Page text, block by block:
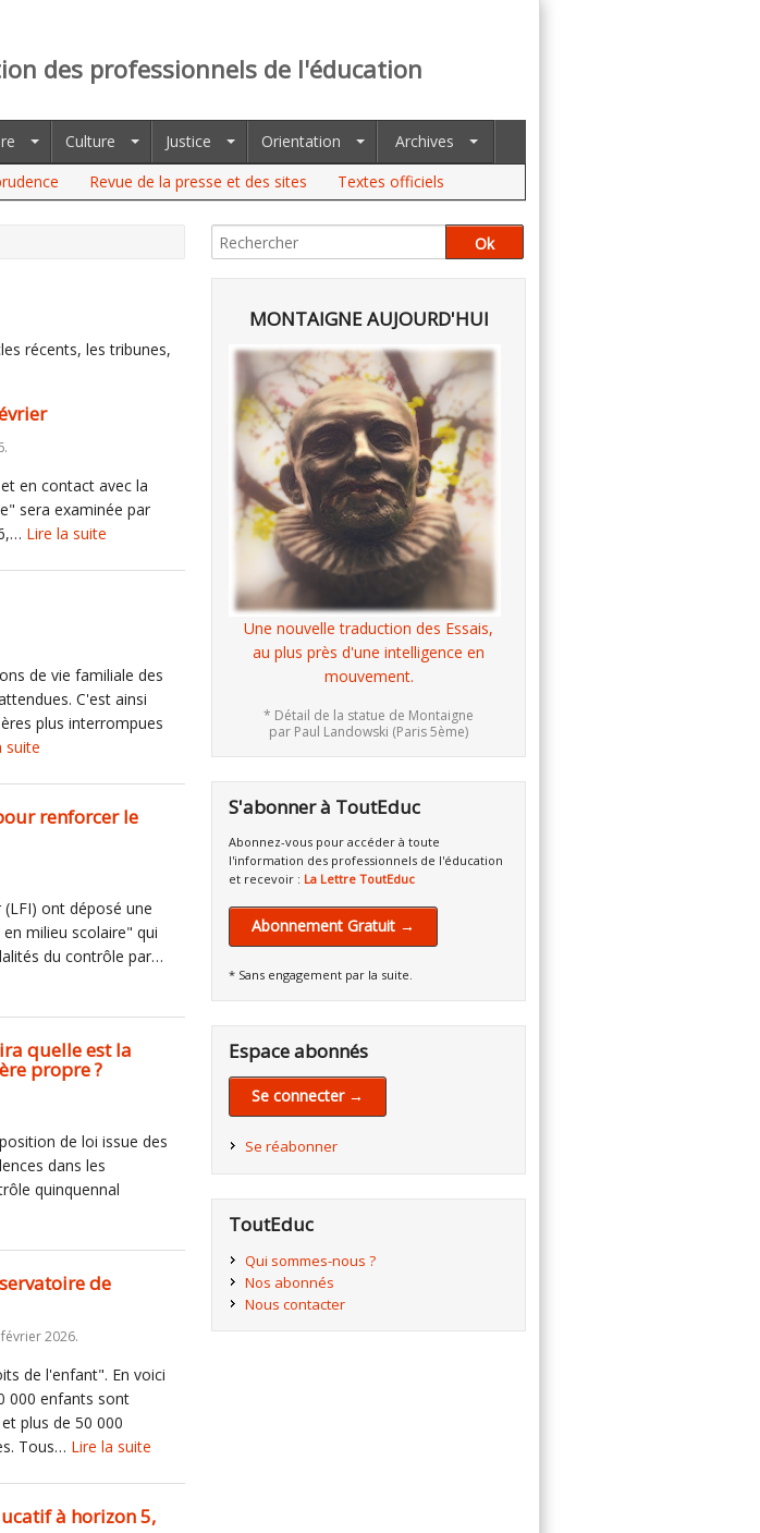
des professionnels de l'éducation
Culture Justice Orientation
Archives
Revue de la presse et des sites Textes officiels
récents, les tribunes,
en contact avec la
sera examinée par
Lire la suite
de vie familiale des
C'est ainsi
plus interrompues
suite
renforcer le
ont déposé une
milieu scolaire" qui
du contrôle par…
quelle est la
propre ?
de loi issue des
dans les
quinquennal
de
2026.
de l'enfant". En voici
000 enfants sont
plus de 50 000
Tous… Lire la suite
à horizon 5,
MONTAIGNE AUJOURD'HUI
Une nouvelle traduction des Essais,
au plus près d'une intelligence en
mouvement.
* Détail de la statue de Montaigne
par Paul Landowski (Paris 5ème)
S'abonner à ToutEduc
Abonnez-vous pour accéder à toute
l'information des professionnels de l'éducation
et recevoir : La Lettre ToutEduc
Abonnement Gratuit →
* Sans engagement par la suite.
Espace abonnés
Se connecter →
Se réabonner
ToutEduc
Qui sommes-nous ?
Nos abonnés
Nous contacter